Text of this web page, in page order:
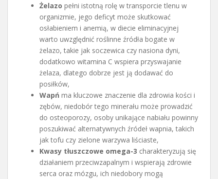
Żelazo pełni istotną rolę w transporcie tlenu w
organizmie, jego deficyt może skutkować
osłabieniem i anemią, w diecie eliminacyjnej
warto uwzględnić roślinne źródła bogate w
żelazo, takie jak soczewica czy nasiona dyni,
dodatkowo witamina C wspiera przyswajanie
żelaza, dlatego dobrze jest ją dodawać do
posiłków,
Wapń ma kluczowe znaczenie dla zdrowia kości i
zębów, niedobór tego minerału może prowadzić
do osteoporozy, osoby unikające nabiału powinny
poszukiwać alternatywnych źródeł wapnia, takich
jak tofu czy zielone warzywa liściaste,
Kwasy tłuszczowe omega-3 charakteryzują się
działaniem przeciwzapalnym i wspierają zdrowie
serca oraz mózgu, ich niedobory mogą